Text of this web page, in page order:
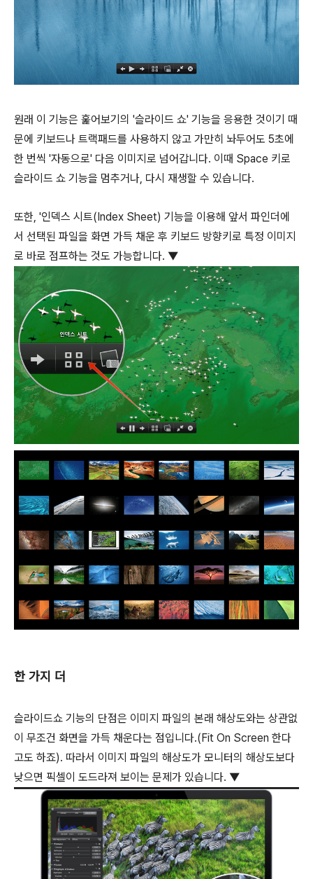
원래 이 기능은 훑어보기의 '슬라이드 쇼' 기능을 응용한 것이기 때
문에 키보드나 트랙패드를 사용하지 않고 가만히 놔두어도 5초에
한 번씩 '자동으로' 다음 이미지로 넘어갑니다. 이때 Space 키로
슬라이드 쇼 기능을 멈추거나, 다시 재생할 수 있습니다.
또한, '인덱스 시트(Index Sheet) 기능을 이용해 앞서 파인더에
서 선택된 파일을 화면 가득 채운 후 키보드 방향키로 특정 이미지
로 바로 점프하는 것도 가능합니다. ▼
한 가지 더
슬라이드쇼 기능의 단점은 이미지 파일의 본래 해상도와는 상관없
이 무조건 화면을 가득 채운다는 점입니다.(Fit On Screen 한다
고도 하죠). 따라서 이미지 파일의 해상도가 모니터의 해상도보다
낮으면 픽셀이 도드라져 보이는 문제가 있습니다. ▼